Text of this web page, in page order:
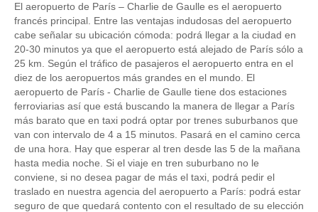
El aeropuerto de París – Charlie de Gaulle es el aeropuerto
francés principal. Entre las ventajas indudosas del aeropuerto
cabe señalar su ubicación cómoda: podrá llegar a la ciudad en
20-30 minutos ya que el aeropuerto está alejado de París sólo a
25 km. Según el tráfico de pasajeros el aeropuerto entra en el
diez de los aeropuertos más grandes en el mundo. El
aeropuerto de París - Charlie de Gaulle tiene dos estaciones
ferroviarias así que está buscando la manera de llegar a París
más barato que en taxi podrá optar por trenes suburbanos que
van con intervalo de 4 a 15 minutos. Pasará en el camino cerca
de una hora. Hay que esperar al tren desde las 5 de la mañana
hasta media noche. Si el viaje en tren suburbano no le
conviene, si no desea pagar de más el taxi, podrá pedir el
traslado en nuestra agencia del aeropuerto a París: podrá estar
seguro de que quedará contento con el resultado de su elección